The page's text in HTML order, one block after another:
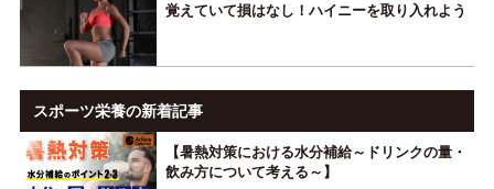
覚えていて損はなし！ハイニーを取り入れよう
スポーツ栄養の新着記事
【暑熱対策における水分補給～ドリンクの量・
飲み方について考える～】